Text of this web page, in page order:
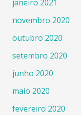
janeiro 2021
novembro 2020
outubro 2020
setembro 2020
junho 2020
maio 2020
fevereiro 2020